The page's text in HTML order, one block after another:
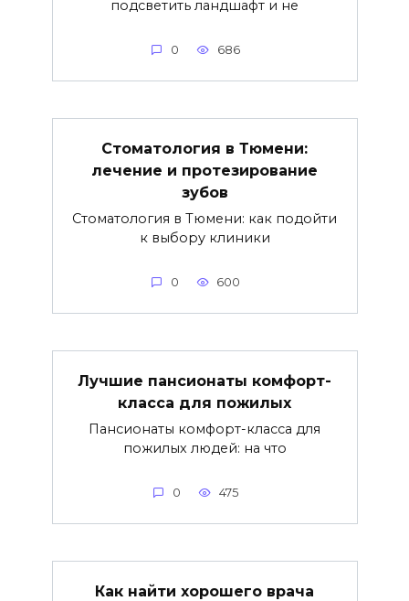
подсветить ландшафт и не
0 686
Стоматология в Тюмени:
лечение и протезирование
зубов
Стоматология в Тюмени: как подойти
к выбору клиники
0 600
Лучшие пансионаты комфорт-
класса для пожилых
Пансионаты комфорт-класса для
пожилых людей: на что
0 475
Как найти хорошего врача